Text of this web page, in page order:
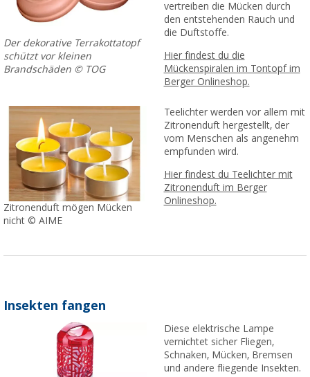
Der dekorative Terrakottatopf
schützt vor kleinen
Brandschäden © TOG
vertreiben die Mücken durch
den entstehenden Rauch und
die Duftstoffe.
Hier findest du die
Mückenspiralen im Tontopf im
Berger Onlineshop.
Zitronenduft mögen Mücken
nicht © AIME
Teelichter werden vor allem mit
Zitronenduft hergestellt, der
vom Menschen als angenehm
empfunden wird.
Hier findest du Teelichter mit
Zitronenduft im Berger
Onlineshop.
Insekten fangen
Diese elektrische Lampe
vernichtet sicher Fliegen,
Schnaken, Mücken, Bremsen
und andere fliegende Insekten.